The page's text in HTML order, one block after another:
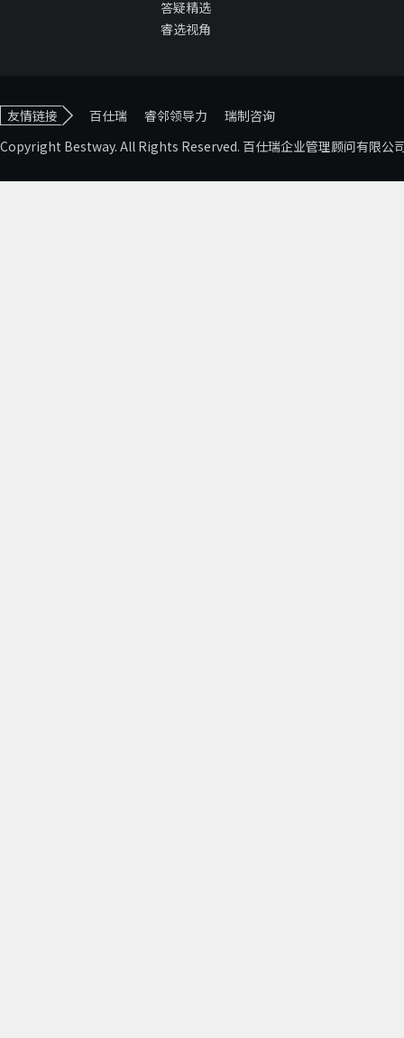
答疑精选
睿选视角
友情链接 百仕瑞 睿邻领导力
瑞制咨询
Copyright Bestway. All Rights Reserved. 百仕瑞企业管理顾问有限公